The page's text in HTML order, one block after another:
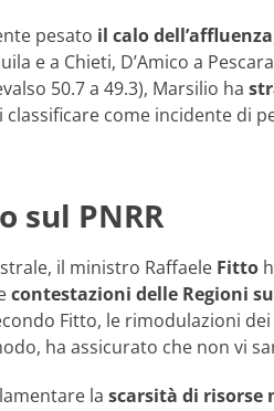
pesato il calo dell’affluenza
e a Chieti, D’Amico a
50.7 a 49.3), Marsilio ha
come incidente di
sul PNRR
il ministro Raffaele Fitto
contestazioni delle Regioni
Fitto, le rimodulazioni
ha assicurato che non vi
la scarsità di risorse